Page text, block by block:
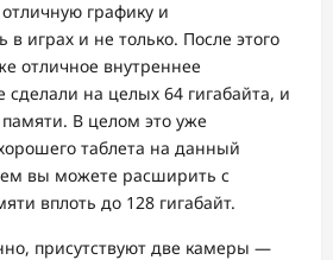
графику и
в играх и не только. После этого
отличное внутреннее
на целых 64 гигабайта, и
В целом это уже
таблета на данный
вы можете расширить с
вплоть до 128 гигабайт.
присутствуют две камеры —